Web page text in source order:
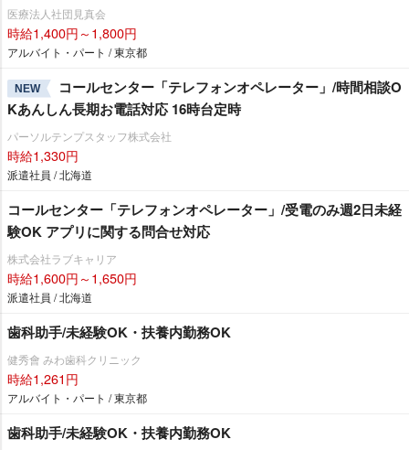
医療法人社団見真会
時給1,400円～1,800円
アルバイト・パート / 東京都
NEW
コールセンター「テレフォンオペレーター」/時間相談O
Kあんしん長期お電話対応 16時台定時
パーソルテンプスタッフ株式会社
時給1,330円
派遣社員 / 北海道
コールセンター「テレフォンオペレーター」/受電のみ週2日未経
験OK アプリに関する問合せ対応
株式会社ラブキャリア
時給1,600円～1,650円
派遣社員 / 北海道
歯科助手/未経験OK・扶養内勤務OK
健秀會 みわ歯科クリニック
時給1,261円
アルバイト・パート / 東京都
歯科助手/未経験OK・扶養内勤務OK